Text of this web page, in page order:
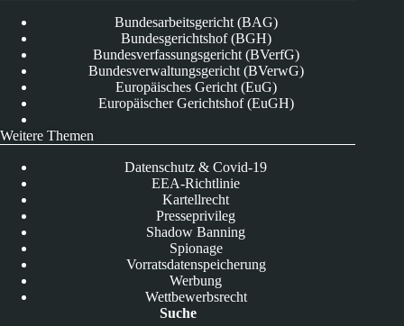
Bundesarbeitsgericht (BAG)
Bundesgerichtshof (BGH)
Bundesverfassungsgericht (BVerfG)
Bundesverwaltungsgericht (BVerwG)
Europäisches Gericht (EuG)
Europäischer Gerichtshof (EuGH)
Weitere Themen
Datenschutz & Covid-19
EEA-Richtlinie
Kartellrecht
Presseprivileg
Shadow Banning
Spionage
Vorratsdatenspeicherung
Werbung
Wettbewerbsrecht
Suche